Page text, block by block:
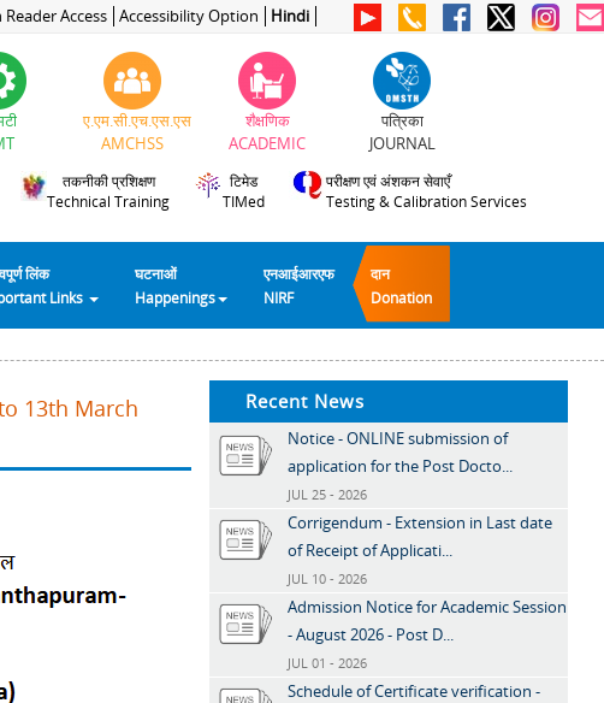
Reader Access Accessibility Option Hindi
ए.एम.सी.एच.एस.एस
AMCHSS
शैक्षणिक
ACADEMIC
पत्रिका
JOURNAL
तकनीकी प्रशिक्षण
Technical Training
टिमेड
TIMed
परीक्षण एवं अंशकन सेवाएँ
Testing & Calibration Services
लिंक
Links
घटनाओं
Happenings
एनआईआरएफ
NIRF
दान
Donation
13th March
Recent News
Notice - ONLINE submission of
application for the Post Docto...
JUL 25 - 2026
Corrigendum - Extension in Last date
of Receipt of Applicati...
JUL 10 - 2026
Admission Notice for Academic Session
- August 2026 - Post D...
JUL 01 - 2026
Schedule of Certificate verification -